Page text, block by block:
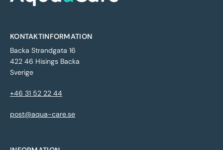
KONTAKTINFORMATION
Backa Strandgata 16
422 46 Hisings Backa
Sverige
+46 31 52 22 44
post@aqua-care.se